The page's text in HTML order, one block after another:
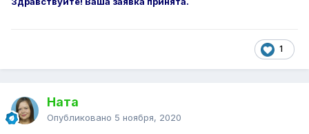
1
Ната
Опубликовано 5 ноября, 2020